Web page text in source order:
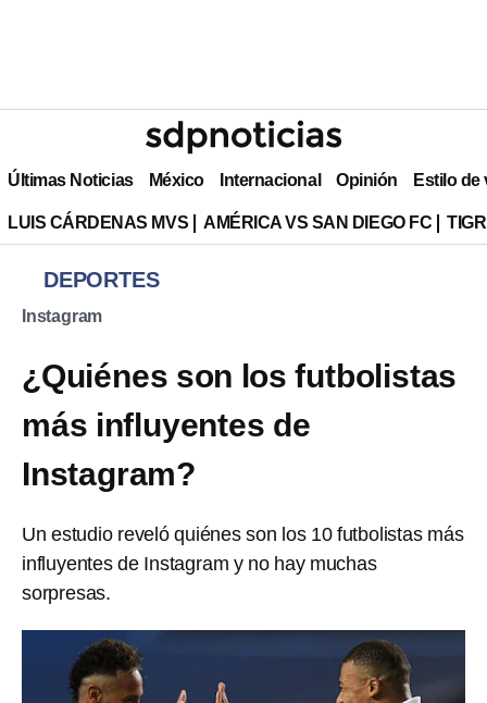
Últimas Noticias México Internacional Opinión Estilo de
LUIS CÁRDENAS MVS AMÉRICA VS SAN DIEGO FC
DEPORTES
Instagram
¿Quiénes son los futbolistas
más influyentes de
Instagram?
Un estudio reveló quiénes son los 10 futbolistas más
influyentes de Instagram y no hay muchas
sorpresas.